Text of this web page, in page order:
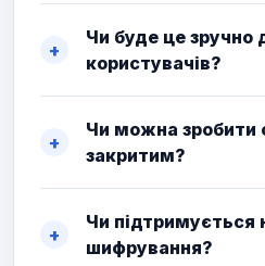
Чи буде це зручно
користувачів?
Чи можна зробити
закритим?
Чи підтримується
шифрування?